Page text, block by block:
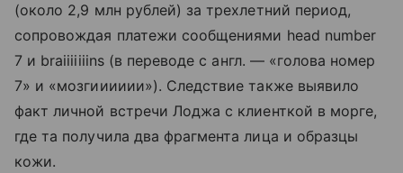
(около 2,9 млн рублей) за трехлетний период,
сопровождая платежи сообщениями head number
7 и braiiiiiiins (в переводе с англ. — «голова номер
7» и «мозгииииии»). Следствие также выявило
факт личной встречи Лоджа с клиенткой в морге,
где та получила два фрагмента лица и образцы
кожи.